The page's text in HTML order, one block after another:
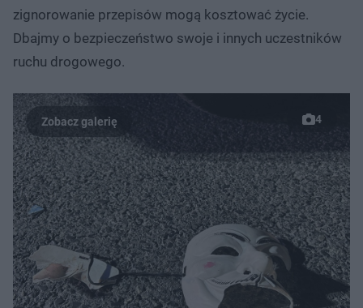
zignorowanie przepisów mogą kosztować życie.
Dbajmy o bezpieczeństwo swoje i innych uczestników
ruchu drogowego.
4